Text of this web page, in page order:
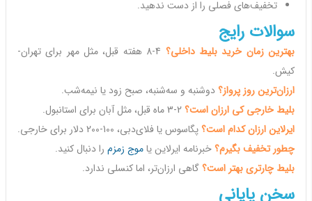
تخفیف‌های فصلی را از دست ندهید.
سوالات رایج
بهترین زمان خرید بلیط داخلی؟
4-8 هفته قبل، مثل مهر برای تهران-
کیش.
ارزان‌ترین روز پرواز؟دوشنبه و سه‌شنبه، صبح زود یا نیمه‌شب.
بلیط خارجی کی ارزان است؟
ایرلاین ارزان کدام است؟پگاسوس یا فلای‌دبی، 100-200 دلار برای خارجی.
چطور تخفیف بگیرم؟خبرنامه ایرلاین یاموج زمزم را دنبال کنید.
بلیط چارتری بهتر است؟گاهی ارزان‌تر، اما کنسلی ندارد.
سخن پایانی